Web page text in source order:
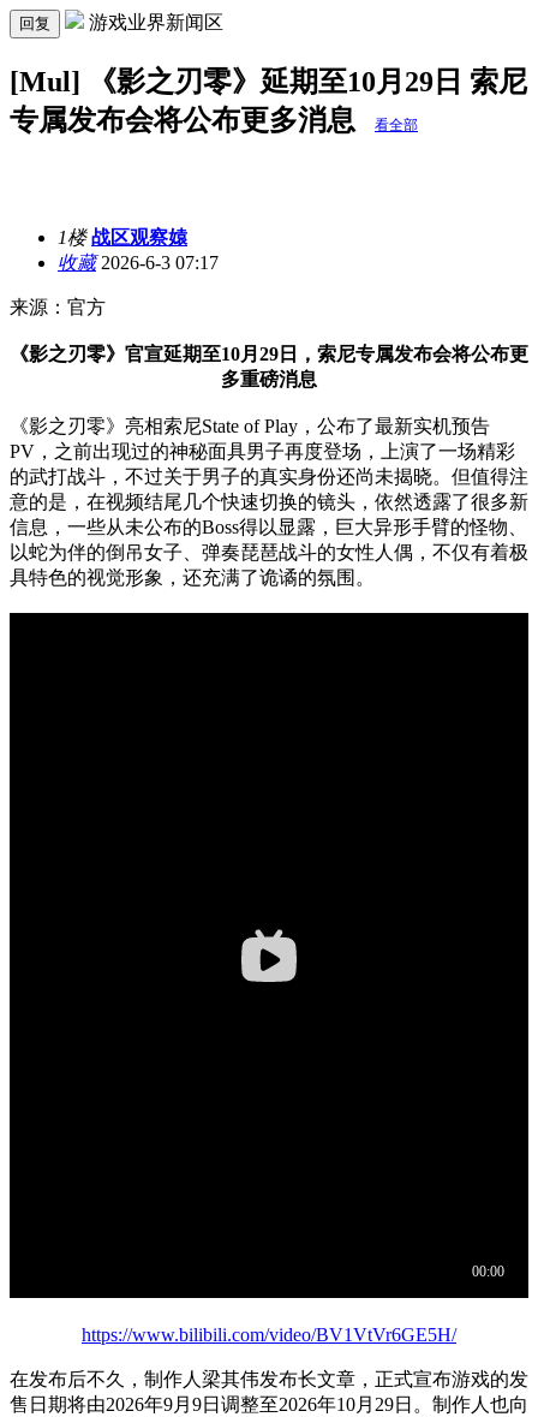
回复 游戏业界新闻区
[Mul] 《影之刃零》延期至10月29日 索尼
专属发布会将公布更多消息
看全部
1楼 战区观察媴
收藏2026-6-3 07:17
来源：官方
《影之刃零》官宣延期至10月29日，索尼专属发布会将公布更
多重磅消息
《影之刃零》亮相索尼State of Play，公布了最新实机预告
PV，之前出现过的神秘面具男子再度登场，上演了一场精彩
的武打战斗，不过关于男子的真实身份还尚未揭晓。但值得注
意的是，在视频结尾几个快速切换的镜头，依然透露了很多新
信息，一些从未公布的Boss得以显露，巨大异形手臂的怪物、
以蛇为伴的倒吊女子、弹奏琵琶战斗的女性人偶，不仅有着极
具特色的视觉形象，还充满了诡谲的氛围。
https://www.bilibili.com/video/BV1VtVr6GE5H/
在发布后不久，制作人梁其伟发布长文章，正式宣布游戏的发
售日期将由2026年9月9日调整至2026年10月29日。制作人也向